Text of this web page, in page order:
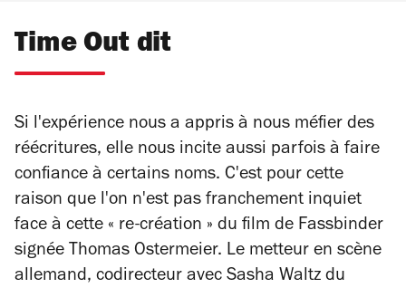
Time Out dit
Si l'expérience nous a appris à nous méfier des
réécritures, elle nous incite aussi parfois à faire
confiance à certains noms. C'est pour cette
raison que l'on n'est pas franchement inquiet
face à cette « re-création » du film de Fassbinder
signée Thomas Ostermeier. Le metteur en scène
allemand, codirecteur avec Sasha Waltz du